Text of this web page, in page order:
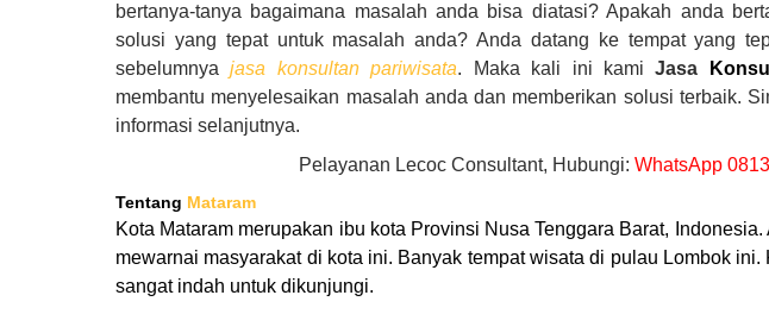
bertanya-tanya bagaimana masalah anda bisa diatasi? Apakah anda
solusi yang tepat untuk masalah anda? Anda datang ke tempat yang
sebelumnyajasa konsultan pariwisata. Maka kali ini kamiJasa
membantu menyelesaikan masalah anda dan memberikan solusi terbaik.
informasi selanjutnya.
Pelayanan Lecoc Consultant, Hubungi: WhatsApp
Tentang Mataram
Kota Mataram merupakan ibu kota Provinsi Nusa Tenggara Barat,
mewarnai masyarakat di kota ini. Banyak tempat wisata di pulau Lombok
sangat indah untuk dikunjungi.